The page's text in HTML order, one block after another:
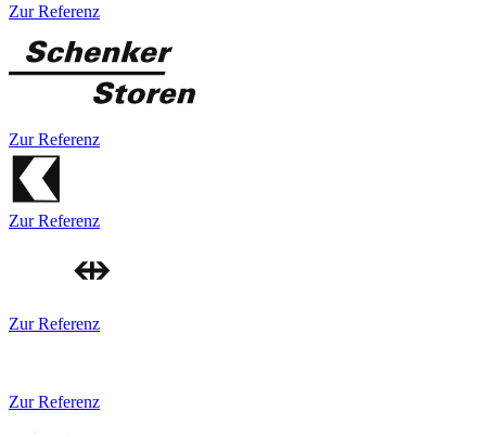
Zur Referenz
Zur Referenz
Zur Referenz
Zur Referenz
Zur Referenz